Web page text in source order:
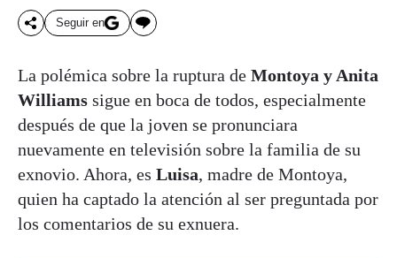
Seguir en
La polémica sobre la ruptura de Montoya y Anita
Williams sigue en boca de todos, especialmente
después de que la joven se pronunciara
nuevamente en televisión sobre la familia de su
exnovio. Ahora, es Luisa, madre de Montoya,
quien ha captado la atención al ser preguntada por
los comentarios de su exnuera.